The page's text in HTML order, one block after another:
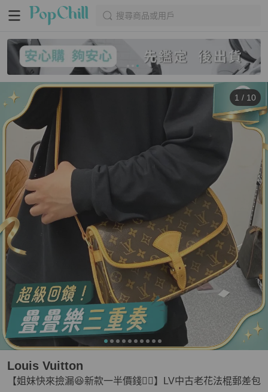
搜尋商品或用戶
1 / 10
【姐妹快來撿漏😆新款一半價錢👍🏻】LV中古老花法棍郵差包
Louis Vuitton